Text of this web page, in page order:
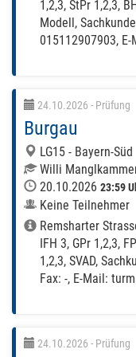
1,2,3, StPr 1,2,3,
Modell,
015112907903,
24.10.2026 - Prüfung
Burgau
LG15 - Bayern-Süd
Willi
20.10.2026 23:59
Keine Teilnehmer
Remsharter
IFH 3, GPr 1,2,3,
1,2,3, SVAD,
Fax: -, E-Mail:
24.10.2026 - Prüfung